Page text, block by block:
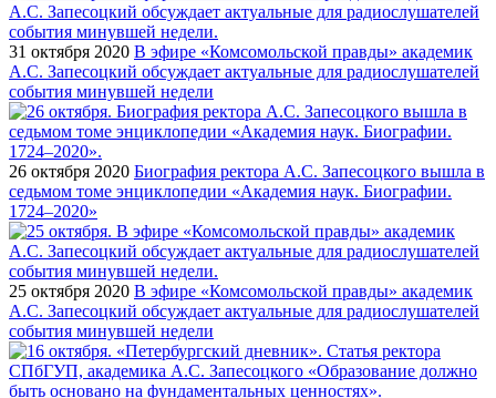
31 октября 2020 В эфире «Комсомольской правды» академик
А.С. Запесоцкий обсуждает актуальные для радиослушателей
события минувшей недели
26 октября 2020 Биография ректора А.С. Запесоцкого вышла в
седьмом томе энциклопедии «Академия наук. Биографии.
1724–2020»
25 октября 2020 В эфире «Комсомольской правды» академик
А.С. Запесоцкий обсуждает актуальные для радиослушателей
события минувшей недели